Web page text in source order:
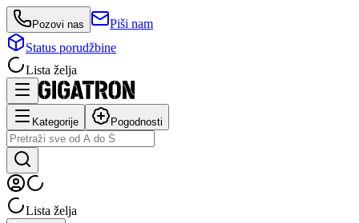
Pozovi nas
Piši nam
Status porudžbine
Lista želja
Kategorije Pogodnosti
Lista želja